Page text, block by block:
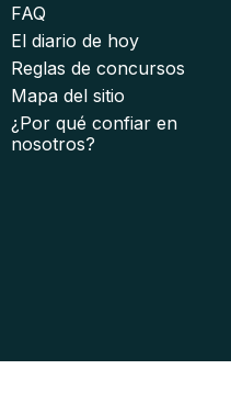
FAQ
El diario de hoy
Reglas de concursos
Mapa del sitio
¿Por qué confiar en
nosotros?